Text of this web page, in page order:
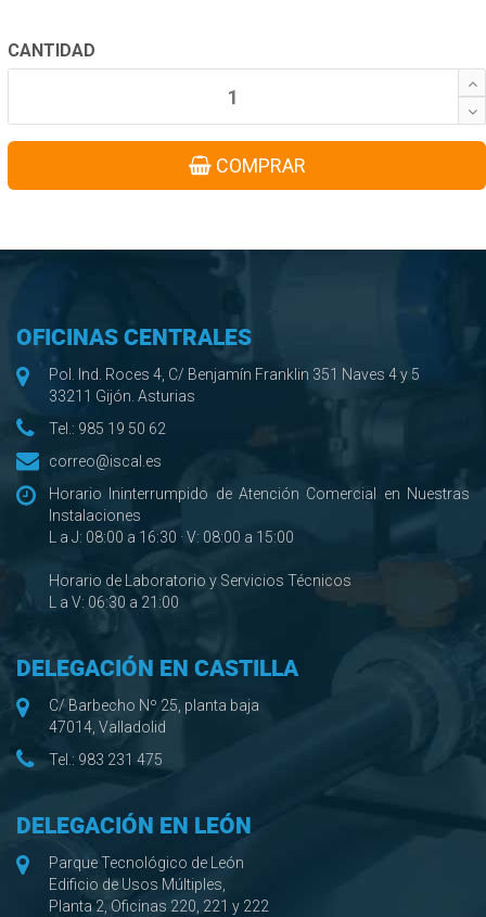
CANTIDAD
COMPRAR
OFICINAS CENTRALES
Pol. Ind. Roces 4, C/ Benjamín Franklin 351 Naves 4 y 5
33211 Gijón. Asturias
Tel.: 985 19 50 62
correo@iscal.es
Horario Ininterrumpido de Atención Comercial en Nuestras
Instalaciones
L a J: 08:00 a 16:30 · V: 08:00 a 15:00
Horario de Laboratorio y Servicios Técnicos
L a V: 06:30 a 21:00
DELEGACIÓN EN CASTILLA
C/ Barbecho Nº 25, planta baja
47014, Valladolid
Tel.: 983 231 475
DELEGACIÓN EN LEÓN
Parque Tecnológico de León
Edificio de Usos Múltiples,
Planta 2, Oficinas 220, 221 y 222